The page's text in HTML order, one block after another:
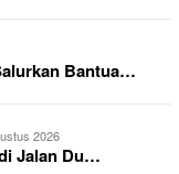
Bantua…
2026
Jalan Du…